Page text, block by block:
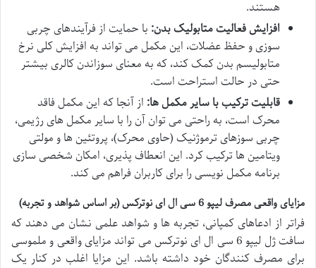
هستند.
افزایش فعالیت متابولیک بدن: با حمایت از فرآیندهای چربی
سوزی و حفظ عضلات، این مکمل می تواند به افزایش کلی نرخ
متابولیسم بدن کمک کند، که به معنای سوزاندن کالری بیشتر
حتی در حالت استراحت است.
قابلیت ترکیب با سایر مکمل ها: از آنجا که این مکمل فاقد
محرک است، به راحتی می توان آن را با سایر مکمل های رژیمی،
چربی سوزهای ترموژنیک (حاوی محرک)، پروتئین ها و مولتی
ویتامین ها ترکیب کرد. این انعطاف پذیری، امکان شخصی سازی
برنامه مکمل نویسی را برای کاربران فراهم می کند.
مزایای واقعی مصرف لیپو 6 سی ال ای نوترکس (بر اساس شواهد و تجربه)
فراتر از ادعاهای کمپانی، تجربه ها و شواهد علمی نشان می دهند که
سافت ژل لیپو 6 سی ال ای نوترکس می تواند مزایای واقعی و ملموسی
برای مصرف کنندگان خود داشته باشد. این مزایا اغلب در کنار یک